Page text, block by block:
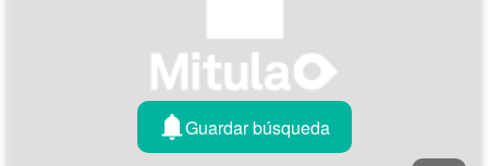
Guardar búsqueda